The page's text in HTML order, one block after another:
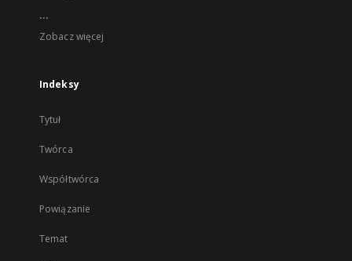
...
Zobacz więcej
Indeksy
Tytuł
Twórca
Współtwórca
Powiązanie
Temat